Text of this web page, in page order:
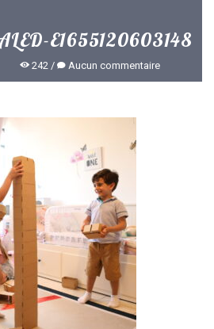
E1655120603148
242 Aucun commentaire